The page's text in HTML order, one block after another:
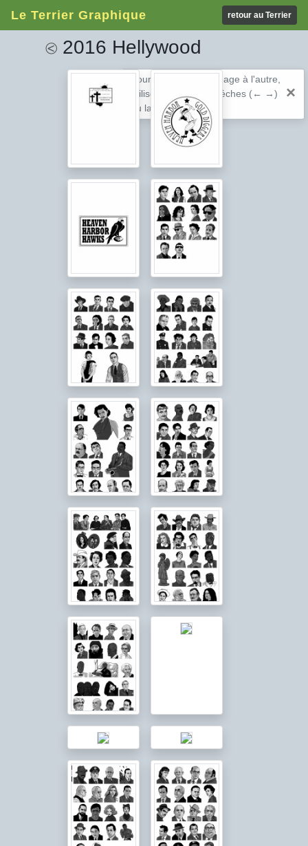
Le Terrier Graphique retour au Terrier
Pour passer d'une image à l'autre,
utilisez les touches fléches (← →)
ou la barre espace
×
⧀2016 Hellywood